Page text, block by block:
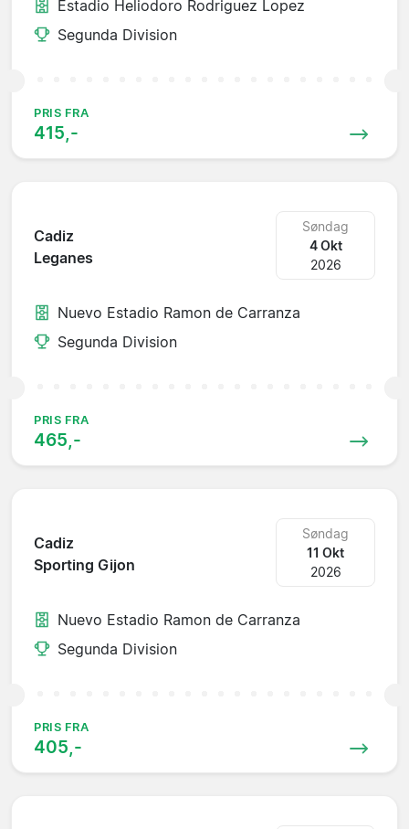
Estadio Heliodoro Rodriguez Lopez
Segunda Division
PRIS FRA
415,-
Cadiz
Leganes
Søndag
4 Okt
2026
Nuevo Estadio Ramon de Carranza
Segunda Division
PRIS FRA
465,-
Cadiz
Sporting Gijon
Søndag
11 Okt
2026
Nuevo Estadio Ramon de Carranza
Segunda Division
PRIS FRA
405,-